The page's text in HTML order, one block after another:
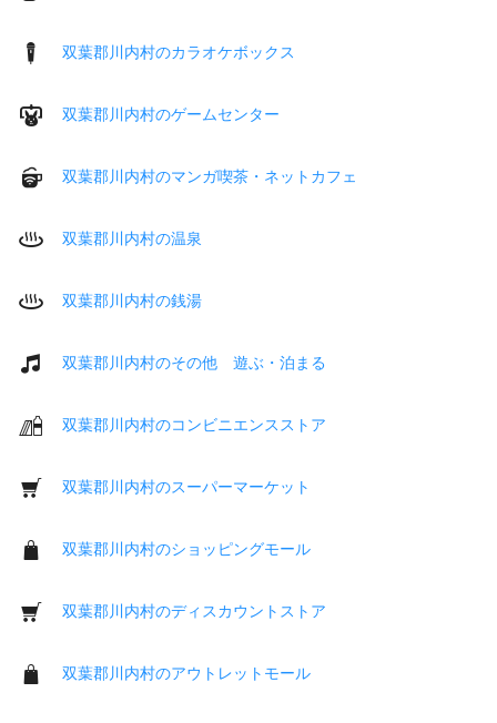
双葉郡川内村のカラオケボックス
双葉郡川内村のゲームセンター
双葉郡川内村のマンガ喫茶・ネットカフェ
双葉郡川内村の温泉
双葉郡川内村の銭湯
双葉郡川内村のその他 遊ぶ・泊まる
双葉郡川内村のコンビニエンスストア
双葉郡川内村のスーパーマーケット
双葉郡川内村のショッピングモール
双葉郡川内村のディスカウントストア
双葉郡川内村のアウトレットモール